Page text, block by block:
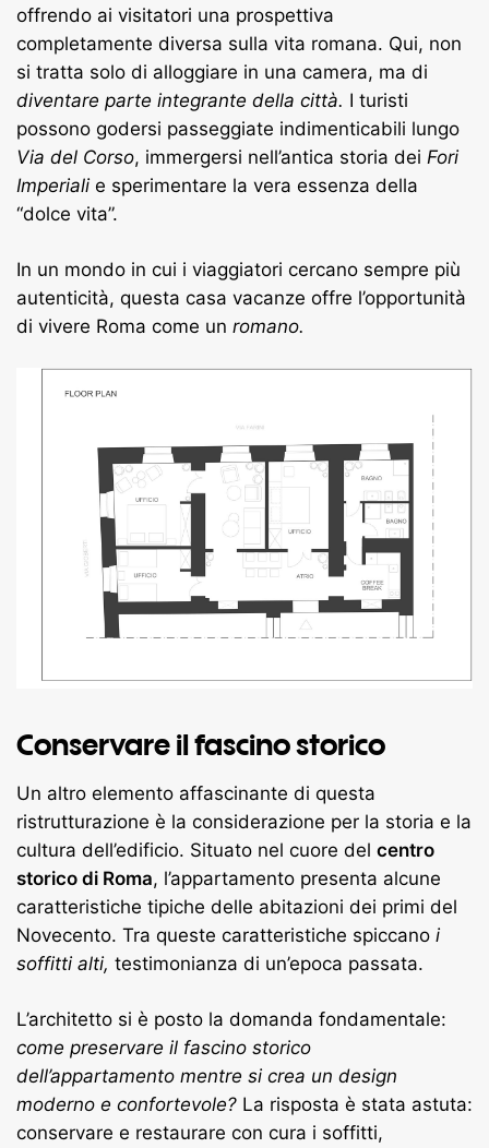
offrendo ai visitatori una prospettiva
completamente diversa sulla vita romana. Qui, non
si tratta solo di alloggiare in una camera, ma di
diventare parte integrante della città. I turisti
possono godersi passeggiate indimenticabili lungo
Via del Corso, immergersi nell’antica storia dei Fori
Imperialie sperimentare la vera essenza della
“dolce vita”.
In un mondo in cui i viaggiatori cercano sempre più
autenticità, questa casa vacanze offre l’opportunità
di vivere Roma come un romano.
Conservare il fascino storico
Un altro elemento affascinante di questa
ristrutturazione è la considerazione per la storia e la
cultura dell’edificio. Situato nel cuore del centro
storico di Roma, l’appartamento presenta alcune
caratteristiche tipiche delle abitazioni dei primi del
Novecento. Tra queste caratteristiche spiccano i
soffitti alti, testimonianza di un’epoca passata.
L’architetto si è posto la domanda fondamentale:
come preservare il fascino storico
dell’appartamento mentre si crea un design
moderno e confortevole? La risposta è stata astuta:
conservare e restaurare con cura i soffitti,